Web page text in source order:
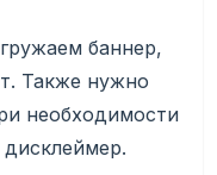
баннер,
Также нужно
необходимости